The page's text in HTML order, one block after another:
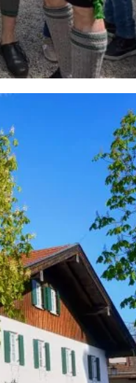
Der Gasthof zum
am Staffelsee im
In unserem
Küche kulinarisch
Unsere
ausgestattet mit
Unser
Weihnachts- und
Zentral gelegen
Voralpenland.